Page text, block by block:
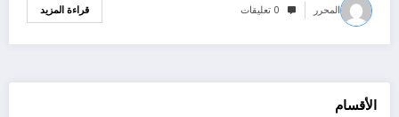
المحرر 0 تعليقات قراءة المزيد
الأقسام